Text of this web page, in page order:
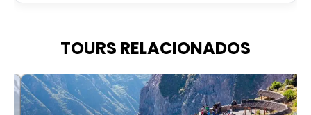
TOURS RELACIONADOS